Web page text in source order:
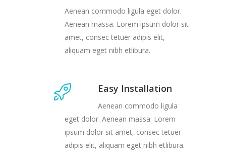
Aenean commodo ligula eget dolor.
Aenean massa. Lorem ipsum dolor sit
amet, consec tetuer adipis elit,
aliquam eget nibh etlibura.
Easy Installation
Aenean commodo ligula
eget dolor. Aenean massa. Lorem
ipsum dolor sit amet, consec tetuer
adipis elit, aliquam eget nibh etlibura.